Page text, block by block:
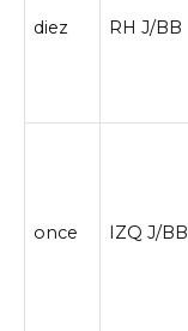
diez RH J/BB
once IZQ J/BB